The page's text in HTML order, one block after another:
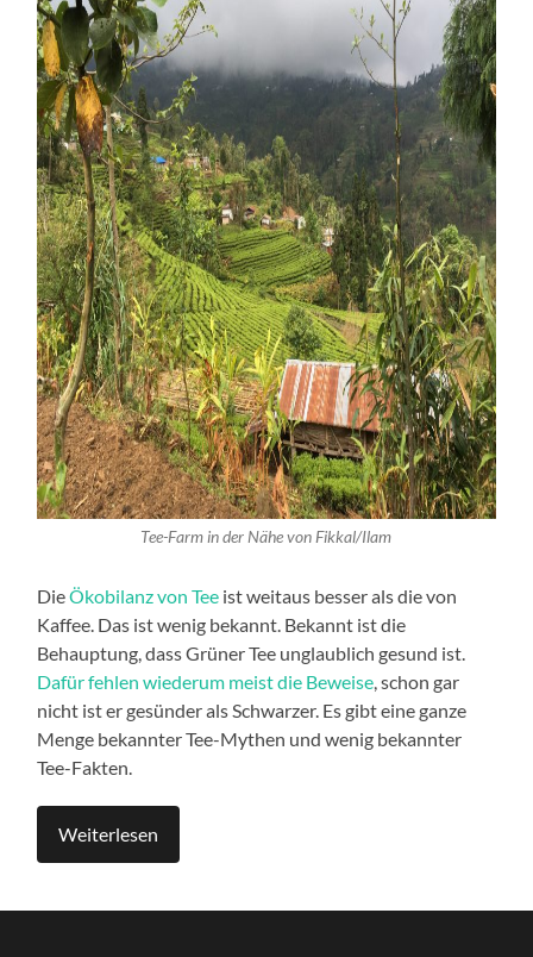
Tee-Farm in der Nähe von Fikkal/Ilam
DieÖkobilanz von Tee ist weitaus besser als die von
Kaffee. Das ist wenig bekannt. Bekannt ist die
Behauptung, dass Grüner Tee unglaublich gesund ist.
Dafür fehlen wiederum meist die Beweise, schon gar
nicht ist er gesünder als Schwarzer. Es gibt eine ganze
Menge bekannter Tee-Mythen und wenig bekannter
Tee-Fakten.
Weiterlesen